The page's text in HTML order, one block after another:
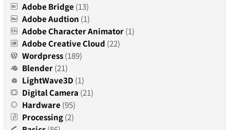
Adobe Bridge (13)
Adobe Audtion (1)
Adobe Character Animator(1)
Adobe Creative Cloud (22)
Wordpress(189)
Blender(21)
LightWave3D (1)
Digital Camera (21)
Hardware (95)
Processing(2)